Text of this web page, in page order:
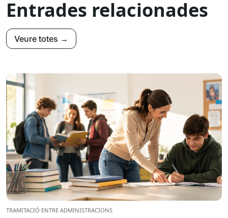
Entrades relacionades
Veure totes →
TRAMITACIÓ ENTRE ADMINISTRACIONS